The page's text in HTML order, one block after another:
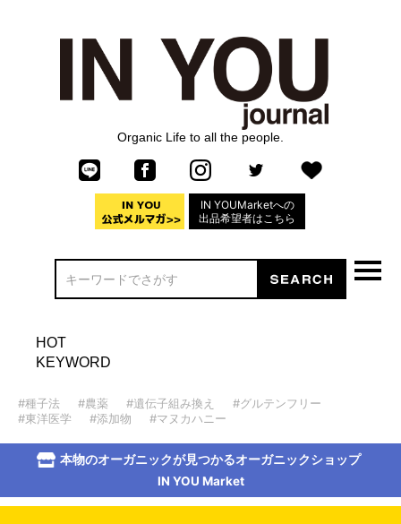
Organic Life to all the people.
IN YOUMarketへの
出品希望者はこちら
HOT
KEYWORD
#種子法 #農薬 #遺伝子組み換え
#グルテンフリー
#東洋医学
#添加物 #マヌカハニー
本物のオーガニックが見つかるオーガニックショップ
IN YOU Market